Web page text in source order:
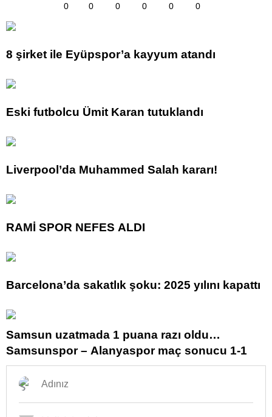
0 0 0 0 0 0
8 şirket ile Eyüpspor’a kayyum atandı
Eski futbolcu Ümit Karan tutuklandı
Liverpool’da Muhammed Salah kararı!
RAMİ SPOR NEFES ALDI
Barcelona’da sakatlık şoku: 2025 yılını kapattı
Samsun uzatmada 1 puana razı oldu…
Samsunspor – Alanyaspor maç sonucu 1-1